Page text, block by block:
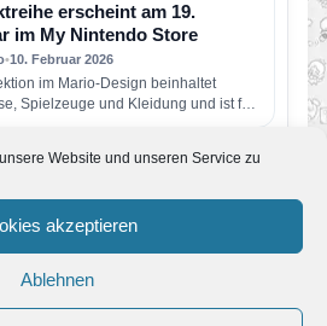
Website und unseren Service zu
akzeptieren
Ablehnen
erscheint am 19.
im My Nintendo Store
•10. Februar 2026
im Mario-Design beinhaltet
Spielzeuge und Kleidung und ist für
Direct präsentiert
Bros. und zahlreiche
gehören Fire Emblem:
Weave, Resident Evil Requiem,
die Rückkehr von Super Mario…